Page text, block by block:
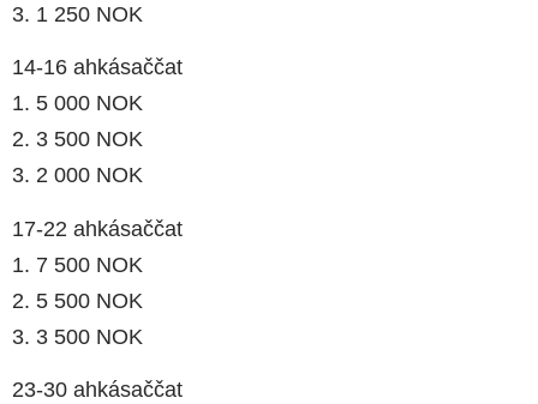
3. 1 250 NOK
14-16 ahkásaččat
1. 5 000 NOK
2. 3 500 NOK
3. 2 000 NOK
17-22 ahkásaččat
1. 7 500 NOK
2. 5 500 NOK
3. 3 500 NOK
23-30 ahkásaččat